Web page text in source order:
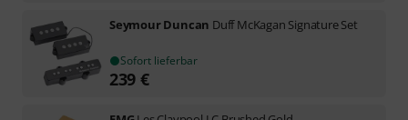
Seymour Duncan Duff McKagan Signature Set
Sofort lieferbar
239 €